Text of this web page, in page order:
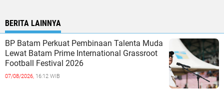
BERITA LAINNYA
BP Batam Perkuat Pembinaan Talenta Muda
Lewat Batam Prime International Grassroot
Football Festival 2026
07/08/2026, 16:12 WIB